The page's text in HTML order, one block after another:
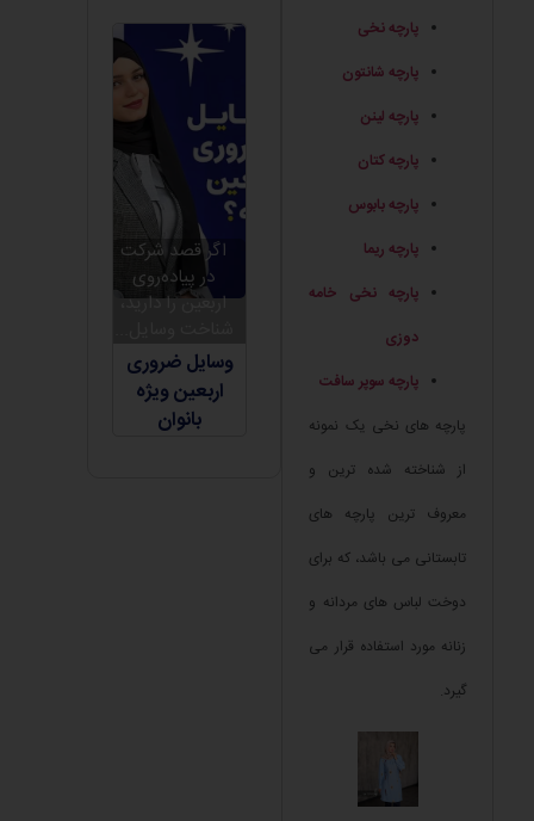
پارچه نخی
پارچه شانتون
پارچه لینن
پارچه کتان
پارچه بابوس
پارچه ریما
پارچه نخی خامه
دوزی
پارچه سوپر سافت
پارچه های نخی یک نمونه
از شناخته شده ترین و
معروف ترین پارچه های
تابستانی می باشد، که برای
دوخت لباس های مردانه و
زنانه مورد استفاده قرار می
گیرد.
اگر قصد شرکت
در پیاده‌روی
اربعین را دارید،
وسایل ضروری
اربعین ویژه
بانوان